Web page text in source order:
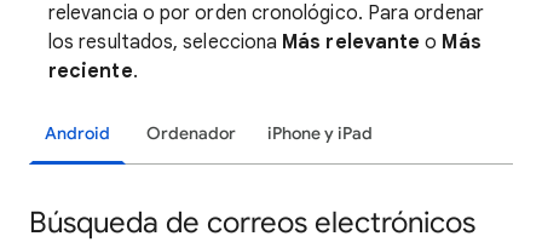
relevancia o por orden cronológico. Para ordenar
los resultados, selecciona Más relevante o Más
reciente.
Android Ordenador iPhone y iPad
Búsqueda de correos electrónicos